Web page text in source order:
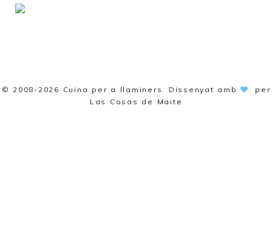
© 2008-2026 Cuina per a llaminers . Dissenyat amb
per
Las Cosas de Maite